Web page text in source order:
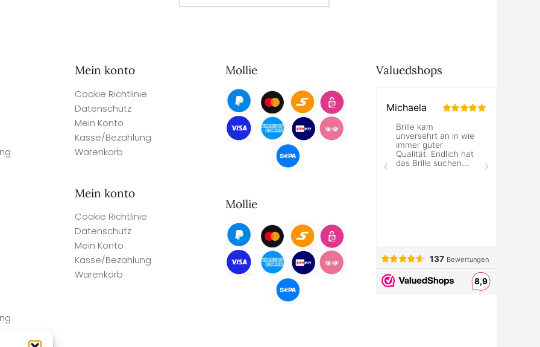
Mein konto
Cookie Richtlinie
Datenschutz
Mein Konto
Kasse/Bezahlung
Warenkorb
Mein konto
Cookie Richtlinie
Datenschutz
Mein Konto
Kasse/Bezahlung
Warenkorb
Mollie
Mollie
Valuedshops